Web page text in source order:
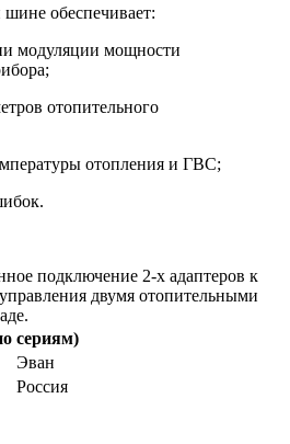
обеспечивает:
модуляции мощности
отопительного
отопления и ГВС;
подключение 2-х адаптеров к
двумя отопительными
сериям)
Эван
Россия